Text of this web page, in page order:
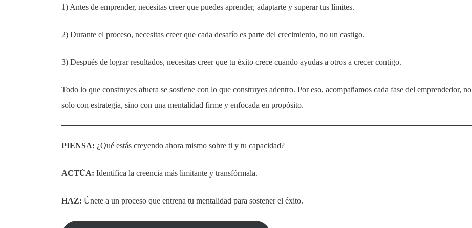
1) Antes de emprender, necesitas creer que puedes aprender, adaptarte y superar tus límites.
2) Durante el proceso, necesitas creer que cada desafío es parte del crecimiento, no un castigo.
3) Después de lograr resultados, necesitas creer que tu éxito crece cuando ayudas a otros a crecer contigo.
Todo lo que construyes afuera se sostiene con lo que construyes adentro. Por eso, acompañamos cada fase del emprendedor, no
solo con estrategia, sino con una mentalidad firme y enfocada en propósito.
PIENSA: ¿Qué estás creyendo ahora mismo sobre ti y tu capacidad?
ACTÚA: Identifica la creencia más limitante y transfórmala.
HAZ: Únete a un proceso que entrena tu mentalidad para sostener el éxito.